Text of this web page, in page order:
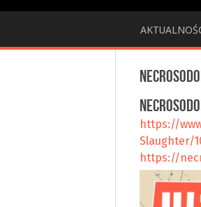
https://
Slaughter/
https://